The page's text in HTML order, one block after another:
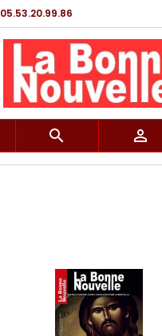
05.53.20.99.86
 